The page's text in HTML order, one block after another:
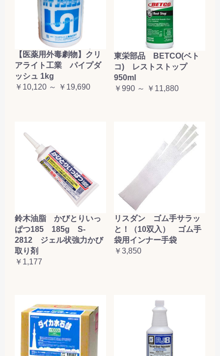
【医薬用外毒劇物】クリ
アライト工業 パイプダ
ッシュ 1kg
￥10,120 ～ ￥19,690
東栄部品 BETCO(ベト
コ) レストストップ
950ml
￥990 ～ ￥11,880
鈴木油脂 かびとりいっ
ぱつ185 185g S-
2812 ジェル状強力かび
取り剤
￥1,177
リスダン ゴム手サラッ
と！（10双入） ゴム手
袋用インナー手袋
￥3,850